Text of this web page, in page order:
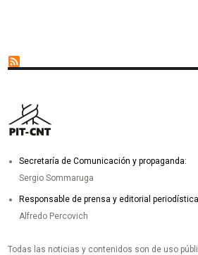
Secretaría de Comunicación y propaganda:
Sergio Sommaruga
Responsable de prensa y editorial
Alfredo Percovich
Todas las noticias y contenidos son de uso